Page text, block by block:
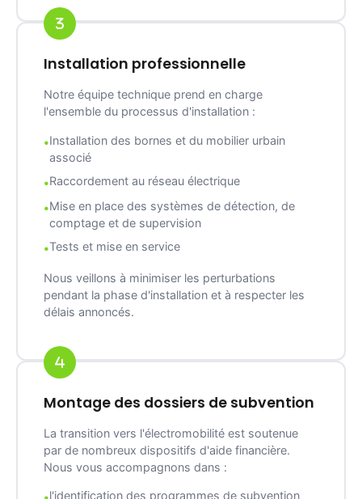
Installation professionnelle
Notre équipe technique prend en charge
l'ensemble du processus d'installation :
Installation des bornes et du mobilier urbain
associé
Raccordement au réseau électrique
Mise en place des systèmes de détection, de
comptage et de supervision
Tests et mise en service
Nous veillons à minimiser les perturbations
pendant la phase d'installation et à respecter les
délais annoncés.
Montage des dossiers de subvention
La transition vers l'électromobilité est soutenue
par de nombreux dispositifs d'aide financière.
Nous vous accompagnons dans :
l'identification des programmes de subvention